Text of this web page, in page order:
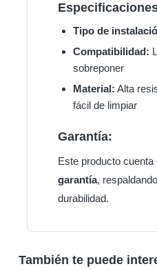
Tipo de
Compatibilidad:
sobreponer
Material: Alta
fácil de limpiar
Garantía:
Este producto cuenta
garantía,
durabilidad.
También te puede